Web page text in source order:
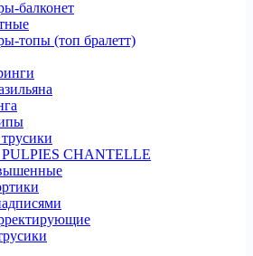
балконет
топы (топ бралетт)
CHANTELLE